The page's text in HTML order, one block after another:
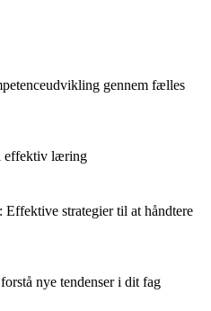
gennem fælles
effektiv læring
strategier til at håndtere
nye tendenser i dit fag